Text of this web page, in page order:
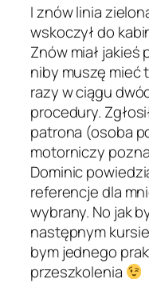
I znów linia
wskoczył do
Znów miał jakieś
niby muszę mieć
razy w ciągu
procedury.
patrona (osoba
motorniczy
Dominic
referencje dla
wybrany. No jak
następnym
bym jednego
przeszkolenia